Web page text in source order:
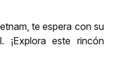
te espera con su
¡Explora este rincón